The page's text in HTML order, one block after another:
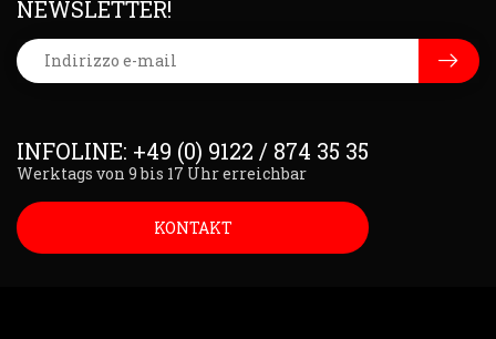
INFOLINE: +49 (0) 9122 / 874 35 35
Werktags von 9 bis 17 Uhr erreichbar
KONTAKT
NEWSLETTER!